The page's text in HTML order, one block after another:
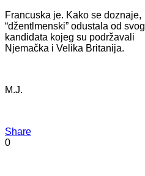
Francuska je. Kako se doznaje,
“džentlmenski” odustala od svog
kandidata kojeg su podržavali
Njemačka i Velika Britanija.
M.J.
Share
0